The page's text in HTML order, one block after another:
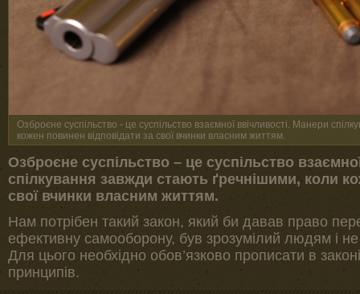
Озброєне суспільство - це суспільство взаємної ввічливості. Манери
кожен повинен відповідати за свої вчинки власним життям.
Озброєне суспільство – це суспільство
спілкування завжди стають ґречнішими, коли
свої вчинки власним життям.
Нам потрібен такий закон, який би давав право
ефективну самооборону, був зрозумілий людям і не
Для цього необхідно обов’язково прописати в
принципів.